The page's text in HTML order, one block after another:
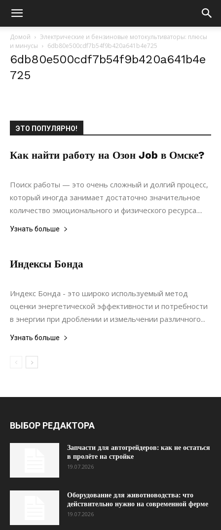
Домой
Электрические и бензиновые мотокультиваторы: плюсы
и минусы
6db80e500cdf7b54f9b420a641b4e725
6db80e500cdf7b54f9b420a641b4e
725
ЭТО ПОПУЛЯРНО!
Как найти работу на Озон Job в Омске?
22.11.2021 0
Поиск работы — это очень сложный и долгий процесс,
который иногда занимает достаточно значительное
количество эмоционального и физического ресурса....
Узнать больше
Индексы Бонда
05.06.2024
Индекс Бонда - это широко используемый метод
оценки энергетической эффективности и потребности
в энергии при дроблении и измельчении различного...
Узнать больше
ВЫБОР РЕДАКТОРА
Запчасти для автогрейдеров: как не остаться
в пролёте на стройке
19.07.2026
Оборудование для животноводства: что
действительно нужно на современной ферме
19.07.2026